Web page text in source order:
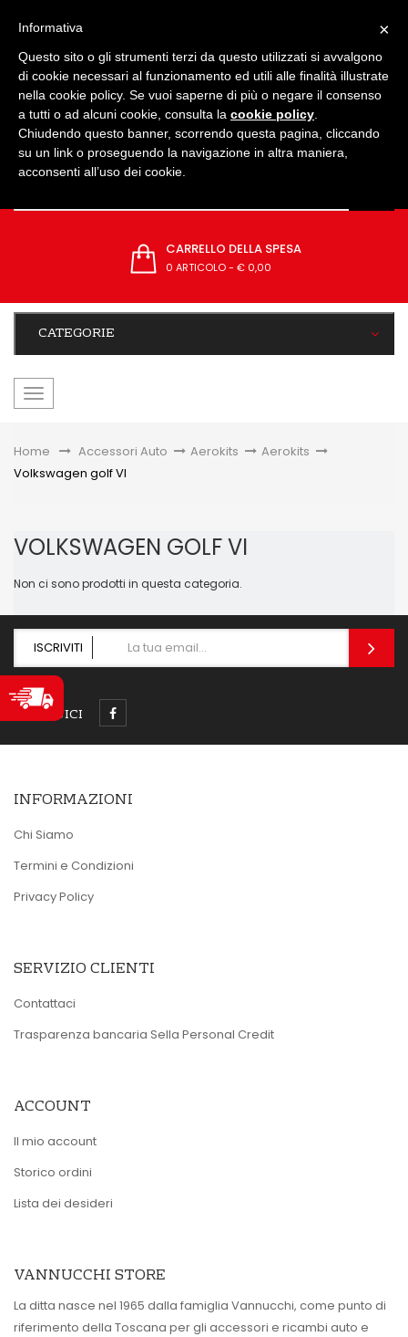
CARRELLO DELLA SPESA
0 ARTICOLO- € 0,00
CATEGORIE
navigazione
Home &gt;Accessori Auto > Aerokits > Aerokits >
Volkswagen golf VI
VOLKSWAGEN GOLF VI
Non ci sono prodotti in questa categoria.
ISCRIVITI
SEGUICI
INFORMAZIONI
Chi Siamo
Termini e Condizioni
Privacy Policy
SERVIZIO CLIENTI
Contattaci
Trasparenza bancaria Sella Personal Credit
ACCOUNT
Il mio account
Storico ordini
Lista dei desideri
VANNUCCHI STORE
La ditta nasce nel 1965 dalla famiglia Vannucchi, come punto di
riferimento della Toscana per gli accessori e ricambi auto e
×
Informativa
Questo sito o gli strumenti terzi da questo utilizzati si avvalgono
di cookie necessari al funzionamento ed utili alle finalità illustrate
nella cookie policy. Se vuoi saperne di più o negare il consenso
a tutti o ad alcuni cookie, consulta la cookie policy
Chiudendo questo banner, scorrendo questa pagina, cliccando
su un link o proseguendo la navigazione in altra maniera,
acconsenti all’uso dei cookie.